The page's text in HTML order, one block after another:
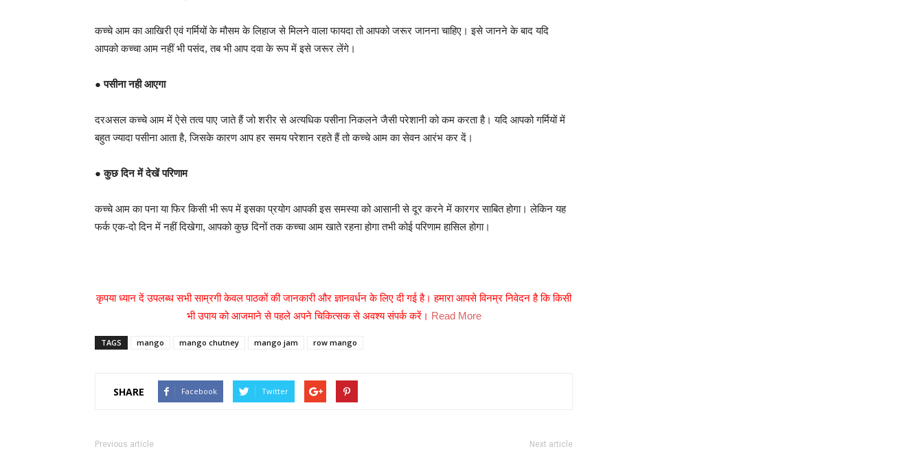
कच्चे आम का आखिरी एवं गर्मियों के मौसम के लिहाज से मिलने वाला फायदा तो आपको जरूर जानना चाहिए। इसे जानने के बाद यदि
आपको कच्चा आम नहीं भी पसंद, तब भी आप दवा के रूप में इसे जरूर लेंगे।
●पसीना नही आएगा
दरअसल कच्चे आम में ऐसे तत्व पाए जाते हैं जो शरीर से अत्यधिक पसीना निकलने जैसी परेशानी को कम करता है। यदि आपको गर्मियों में
बहुत ज्यादा पसीना आता है, जिसके कारण आप हर समय परेशान रहते हैं तो कच्चे आम का सेवन आरंभ कर दें।
●कुछ दिन में देखें परिणाम
कच्चे आम का पना या फिर किसी भी रूप में इसका प्रयोग आपकी इस समस्या को आसानी से दूर करने में कारगर साबित होगा। लेकिन यह
फर्क एक-दो दिन में नहीं दिखेगा, आपको कुछ दिनों तक कच्चा आम खाते रहना होगा तभी कोई परिणाम हासिल होगा।
कृपया ध्यान दें उपलब्ध सभी साम्रगी केवल पाठकों की जानकारी और ज्ञानवर्धन के लिए दी गई है। हमारा आपसे विनम्र निवेदन है कि किसी
भी उपाय को आजमाने से पहले अपने चिकित्सक से अवश्य संपर्क करें। Read More
TAGS mango mango chutney mango jam row mango
SHARE Facebook Twitter
Previous article Next article